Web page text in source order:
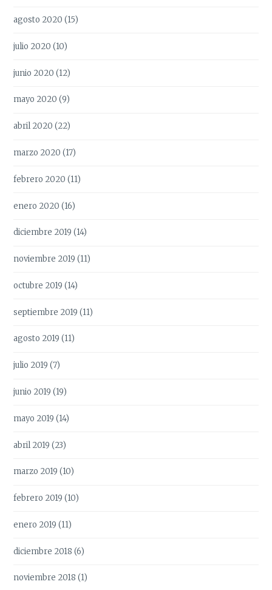
agosto 2020 (15)
julio 2020 (10)
junio 2020 (12)
mayo 2020 (9)
abril 2020 (22)
marzo 2020 (17)
febrero 2020 (11)
enero 2020 (16)
diciembre 2019 (14)
noviembre 2019 (11)
octubre 2019 (14)
septiembre 2019 (11)
agosto 2019 (11)
julio 2019 (7)
junio 2019 (19)
mayo 2019 (14)
abril 2019 (23)
marzo 2019 (10)
febrero 2019 (10)
enero 2019 (11)
diciembre 2018 (6)
noviembre 2018 (1)